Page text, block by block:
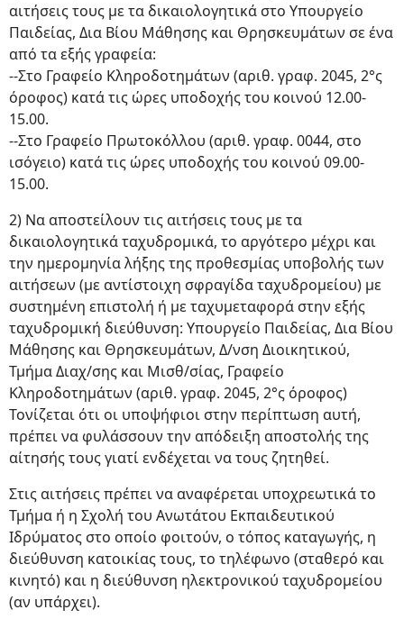
αιτήσεις τους με τα δικαιολογητικά στο Υπουργείο
Παιδείας, Δια Βίου Μάθησης και Θρησκευμάτων σε ένα
από τα εξής γραφεία:
--Στο Γραφείο Κληροδοτημάτων (αριθ. γραφ. 2045, 2°ς
όροφος) κατά τις ώρες υποδοχής του κοινού 12.00-
15.00.
--Στο Γραφείο Πρωτοκόλλου (αριθ. γραφ. 0044, στο
ισόγειο) κατά τις ώρες υποδοχής του κοινού 09.00-
15.00.
2) Να αποστείλουν τις αιτήσεις τους με τα
δικαιολογητικά ταχυδρομικά, το αργότερο μέχρι και
την ημερομηνία λήξης της προθεσμίας υποβολής των
αιτήσεων (με αντίστοιχη σφραγίδα ταχυδρομείου) με
συστημένη επιστολή ή με ταχυμεταφορά στην εξής
ταχυδρομική διεύθυνση: Υπουργείο Παιδείας, Δια Βίου
Μάθησης και Θρησκευμάτων, Δ/νση Διοικητικού,
Τμήμα Διαχ/σης και Μισθ/σίας, Γραφείο
Κληροδοτημάτων (αριθ. γραφ. 2045, 2°ς όροφος)
Τονίζεται ότι οι υποψήφιοι στην περίπτωση αυτή,
πρέπει να φυλάσσουν την απόδειξη αποστολής της
αίτησής τους γιατί ενδέχεται να τους ζητηθεί.
Στις αιτήσεις πρέπει να αναφέρεται υποχρεωτικά το
Τμήμα ή η Σχολή του Ανωτάτου Εκπαιδευτικού
Ιδρύματος στο οποίο φοιτούν, ο τόπος καταγωγής, η
διεύθυνση κατοικίας τους, το τηλέφωνο (σταθερό και
κινητό) και η διεύθυνση ηλεκτρονικού ταχυδρομείου
(αν υπάρχει).